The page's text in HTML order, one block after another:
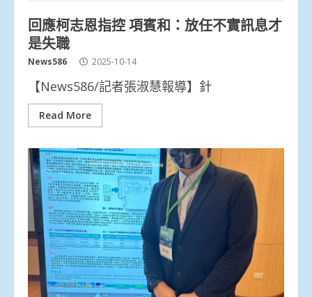
回應柯志恩指控 項賓和：放任不實訊息才
是失職
News586 2025-10-14
【News586/記者張淑慧報導】針
Read More